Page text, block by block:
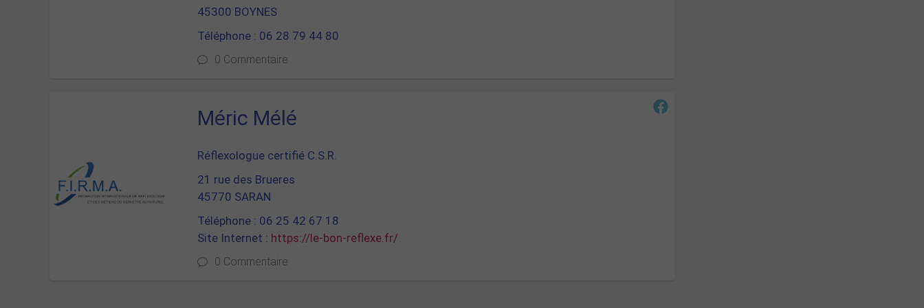
45300 BOYNES
Téléphone : 06 28 79 44 80
0 Commentaire
Méric Mélé
Réflexologue certifié C.S.R.
21 rue des Brueres
45770 SARAN
Téléphone : 06 25 42 67 18
Site Internet : https://le-bon-reflexe.fr/
0 Commentaire